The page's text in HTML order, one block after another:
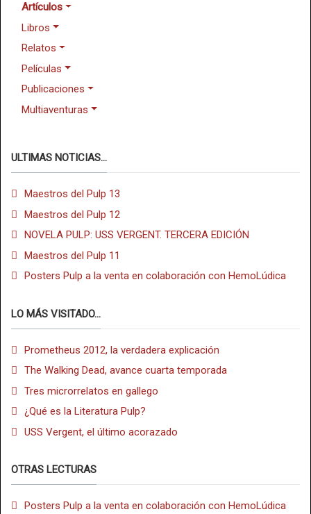
Artículos
Libros
Relatos
Películas
Publicaciones
Multiaventuras
ULTIMAS NOTICIAS...
Maestros del Pulp 13
Maestros del Pulp 12
NOVELA PULP: USS VERGENT. TERCERA EDICIÓN
Maestros del Pulp 11
Posters Pulp a la venta en colaboración con HemoLúdica
LO MÁS VISITADO...
Prometheus 2012, la verdadera explicación
The Walking Dead, avance cuarta temporada
Tres microrrelatos en gallego
¿Qué es la Literatura Pulp?
USS Vergent, el último acorazado
OTRAS LECTURAS
Posters Pulp a la venta en colaboración con HemoLúdica